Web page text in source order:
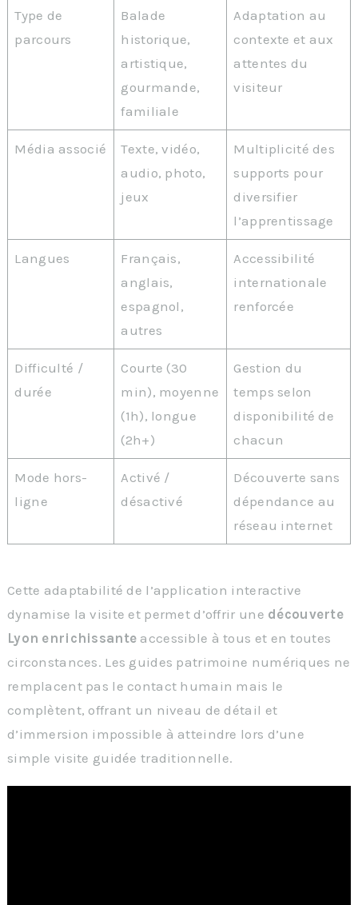
Type de
parcours
Balade
historique,
artistique,
gourmande,
familiale
Adaptation au
contexte et aux
attentes du
visiteur
Média associé
Texte, vidéo,
audio, photo,
jeux
Multiplicité des
supports pour
diversifier
l’apprentissage
Langues
Français,
anglais,
espagnol,
autres
Accessibilité
internationale
renforcée
Difficulté /
durée
Courte (30
min), moyenne
(1h), longue
(2h+)
Gestion du
temps selon
disponibilité de
chacun
Mode hors-
ligne
Activé /
désactivé
Découverte sans
dépendance au
réseau internet
Cette adaptabilité de l’application interactive
dynamise la visite et permet d’offrir une découverte
Lyon enrichissante accessible à tous et en toutes
circonstances. Les guides patrimoine numériques ne
remplacent pas le contact humain mais le
complètent, offrant un niveau de détail et
d’immersion impossible à atteindre lors d’une
simple visite guidée traditionnelle.